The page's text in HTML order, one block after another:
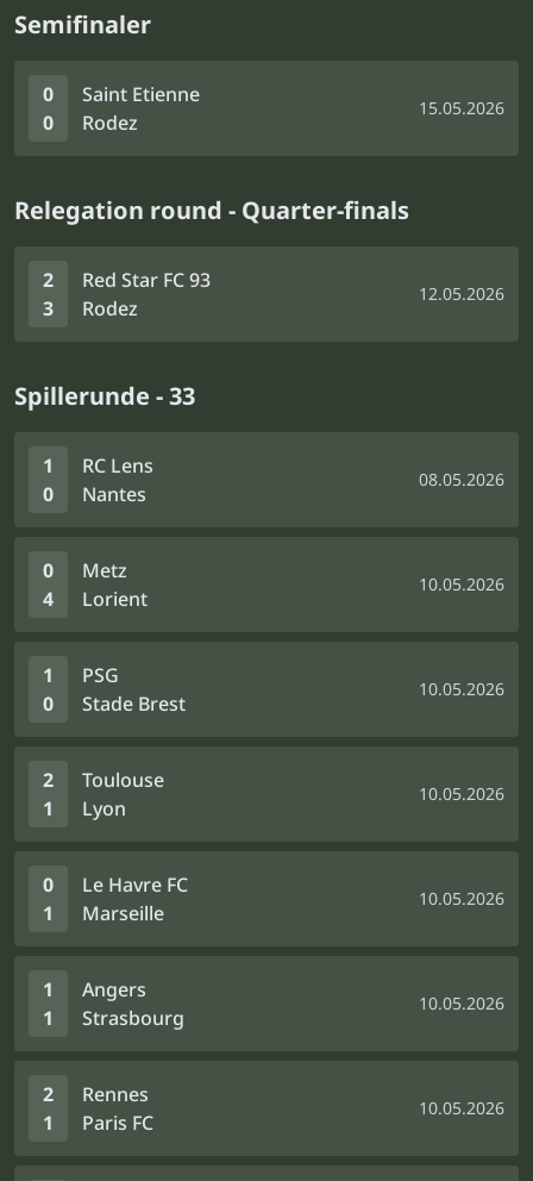
Semifinaler
0
0
Saint Etienne
Rodez
15.05.2026
Relegation round - Quarter-finals
2
3
Red Star FC 93
Rodez
12.05.2026
Spillerunde - 33
1
0
RC Lens
Nantes
08.05.2026
0
4
Metz
Lorient
10.05.2026
1
0
PSG
Stade Brest
10.05.2026
2
1
Toulouse
Lyon
10.05.2026
0
1
Le Havre FC
Marseille
10.05.2026
1
1
Angers
Strasbourg
10.05.2026
2
1
Rennes
Paris FC
10.05.2026